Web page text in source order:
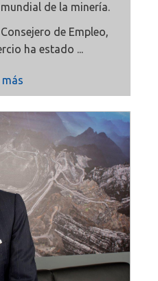
de la minería.
de Empleo,
ha estado ...
más